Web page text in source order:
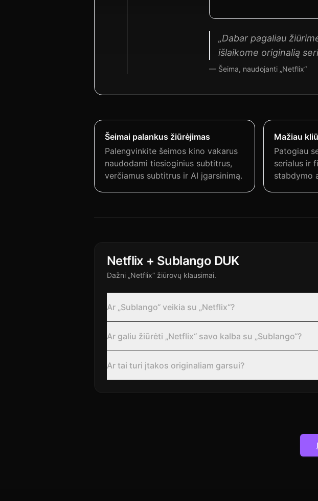
„Dabar pagaliau
išlaikome originalią
— Šeima, naudojanti „Netflix“
Šeimai palankus žiūrėjimas
Palengvinkite šeimos kino vakarus
naudodami tiesioginius subtitrus,
verčiamus subtitrus ir AI įgarsinimą.
Mažiau
Patogiau
serialus ir
stabdymo
Netflix + Sublango DUK
Dažni „Netflix“ žiūrovų klausimai.
Ar „Sublango“ veikia su „Netflix“?
Ar galiu žiūrėti „Netflix“ savo kalba su „Sublango“?
Ar tai turi įtakos originaliam garsui?